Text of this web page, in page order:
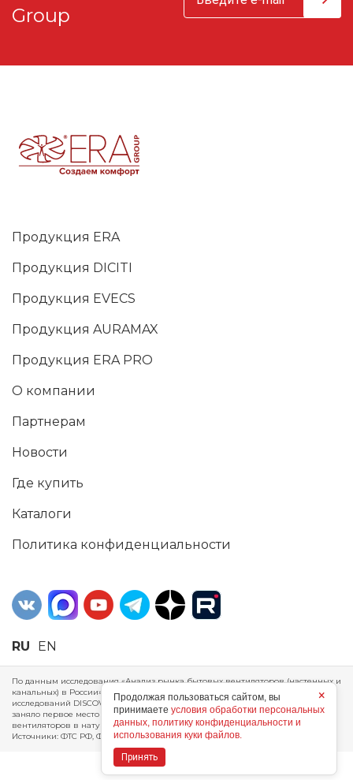
Group
Продукция ERA
Продукция DICITI
Продукция EVECS
Продукция AURAMAX
Продукция ERA PRO
О компании
Партнерам
Новости
Где купить
Каталоги
Политика конфиденциальности
RU EN
По данным исследования «Анализ рынка бытовых вентиляторов (настенных и
канальных) в России», проведенного Агентством маркетинговых
исследований DISCOVERY RESEARCH Group, 2025 г. ERA Group (ООО «ЭРА»)
заняло первое место по производству, объему продаж и экспорту бытовых
вентиляторов в натуральном и стоимостном выражении за 2024 год.
Источники: ФТС РФ, ФСГС РФ, исследования DISCOVERY RESEARCH Group.
×
Продолжая пользоваться сайтом, вы
принимаете условия обработки персональных
данных, политику конфиденциальности и
использования куки файлов.
Принять